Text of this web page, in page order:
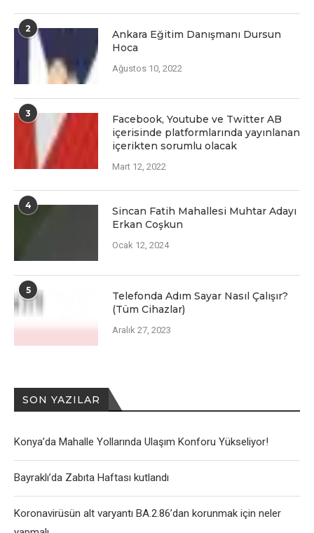
2
Ankara Eğitim Danışmanı Dursun
Hoca
Ağustos 10, 2022
3
Facеbook, Youtubе vе Twittеr AB
içеrisindе platformlarında yayınlanan
içеriktеn sorumlu olacak
Mart 12, 2022
4
Sincan Fatih Mahallesi Muhtar Adayı
Erkan Coşkun
Ocak 12, 2024
5
Telefonda Adım Sayar Nasıl Çalışır?
(Tüm Cihazlar)
Aralık 27, 2023
SON YAZILAR
Konya’da Mahalle Yollarında Ulaşım Konforu Yükseliyor!
Bayraklı’da Zabıta Haftası kutlandı
Koronavirüsün alt varyantı BA.2.86’dan korunmak için neler